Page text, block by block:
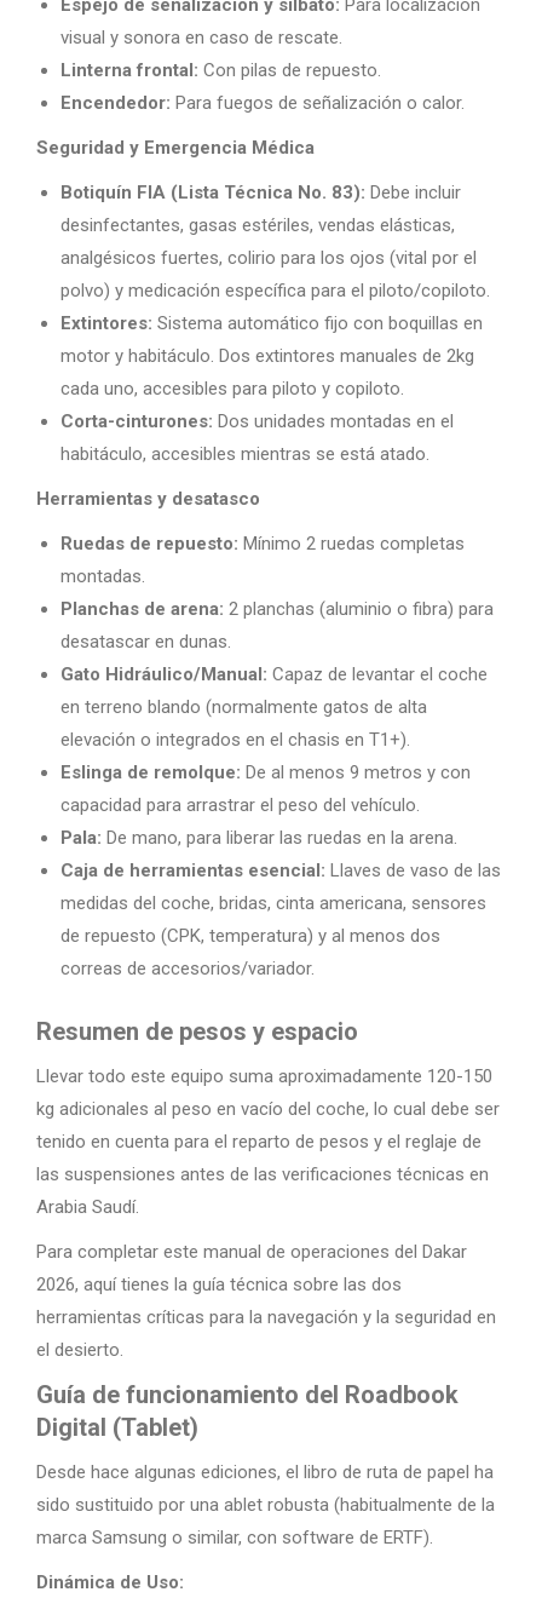
Espejo de señalización y silbato: Para localización
visual y sonora en caso de rescate.
Linterna frontal: Con pilas de repuesto.
Encendedor: Para fuegos de señalización o calor.
Seguridad y Emergencia Médica
Botiquín FIA (Lista Técnica No. 83): Debe incluir
desinfectantes, gasas estériles, vendas elásticas,
analgésicos fuertes, colirio para los ojos (vital por el
polvo) y medicación específica para el piloto/copiloto.
Extintores: Sistema automático fijo con boquillas en
motor y habitáculo. Dos extintores manuales de 2kg
cada uno, accesibles para piloto y copiloto.
Corta-cinturones: Dos unidades montadas en el
habitáculo, accesibles mientras se está atado.
Herramientas y desatasco
Ruedas de repuesto: Mínimo 2 ruedas completas
montadas.
Planchas de arena: 2 planchas (aluminio o fibra) para
desatascar en dunas.
Gato Hidráulico/Manual: Capaz de levantar el coche
en terreno blando (normalmente gatos de alta
elevación o integrados en el chasis en T1+).
Eslinga de remolque: De al menos 9 metros y con
capacidad para arrastrar el peso del vehículo.
Pala: De mano, para liberar las ruedas en la arena.
Caja de herramientas esencial: Llaves de vaso de las
medidas del coche, bridas, cinta americana, sensores
de repuesto (CPK, temperatura) y al menos dos
correas de accesorios/variador.
Resumen de pesos y espacio
Llevar todo este equipo suma aproximadamente 120-150
kg adicionales al peso en vacío del coche, lo cual debe ser
tenido en cuenta para el reparto de pesos y el reglaje de
las suspensiones antes de las verificaciones técnicas en
Arabia Saudí.
Para completar este manual de operaciones del Dakar
2026, aquí tienes la guía técnica sobre las dos
herramientas críticas para la navegación y la seguridad en
el desierto.
Guía de funcionamiento del Roadbook
Digital (Tablet)
Desde hace algunas ediciones, el libro de ruta de papel ha
sido sustituido por una ablet robusta (habitualmente de la
marca Samsung o similar, con software de ERTF).
Dinámica de Uso: